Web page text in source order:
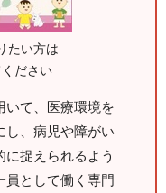
たい方は
ださい
いて、医療環境を
し、病児や障がい
捉えられるよう
員として働く専門